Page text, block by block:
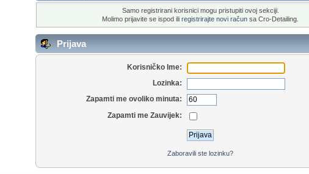
Samo registrirani korisnici mogu pristupiti ovoj sekciji.
Molimo prijavite se ispod ili registrirajte novi račun sa Cro-Detailing.
Prijava
Korisničko Ime:
Lozinka:
Zapamti me ovoliko minuta:
Zapamti me Zauvijek:
Zaboravili ste lozinku?